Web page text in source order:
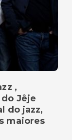
,
Jêje
do jazz,
maiores